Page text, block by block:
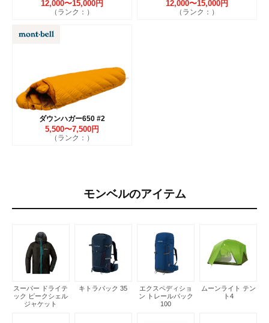
12,000〜15,000円
（ランク：）
12,000〜15,000円
（ランク：）
ダウンハガー650 #2
5,500〜7,500円
（ランク：）
モンベルのアイテム
スーパー ドライテ
ック ピークシェル
ジャケット
キトラパック 35
エクスペディショ
ン トレールパック
100
ムーンライト テン
ト4